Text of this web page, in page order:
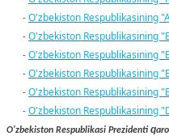
- O'zbekiston Respublikasining
- O'zbekiston Respublikasining
- O'zbekiston Respublikasining
- O'zbekiston Respublikasining
- O'zbekiston Respublikasining
- O'zbekiston Respublikasining
O'zbekiston Respublikasi Prezidenti q